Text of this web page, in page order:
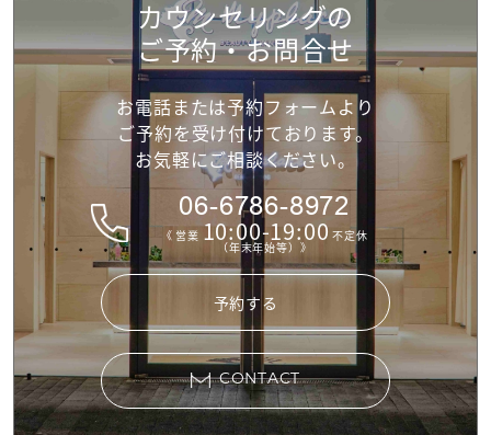
カウンセリングの
ご予約・お問合せ
お電話または予約フォームより
ご予約を受け付けております。
お気軽にご相談ください。
06-6786-8972
《 営業 10:00-19:00不定休
（年末年始等）》
予約する
CONTACT